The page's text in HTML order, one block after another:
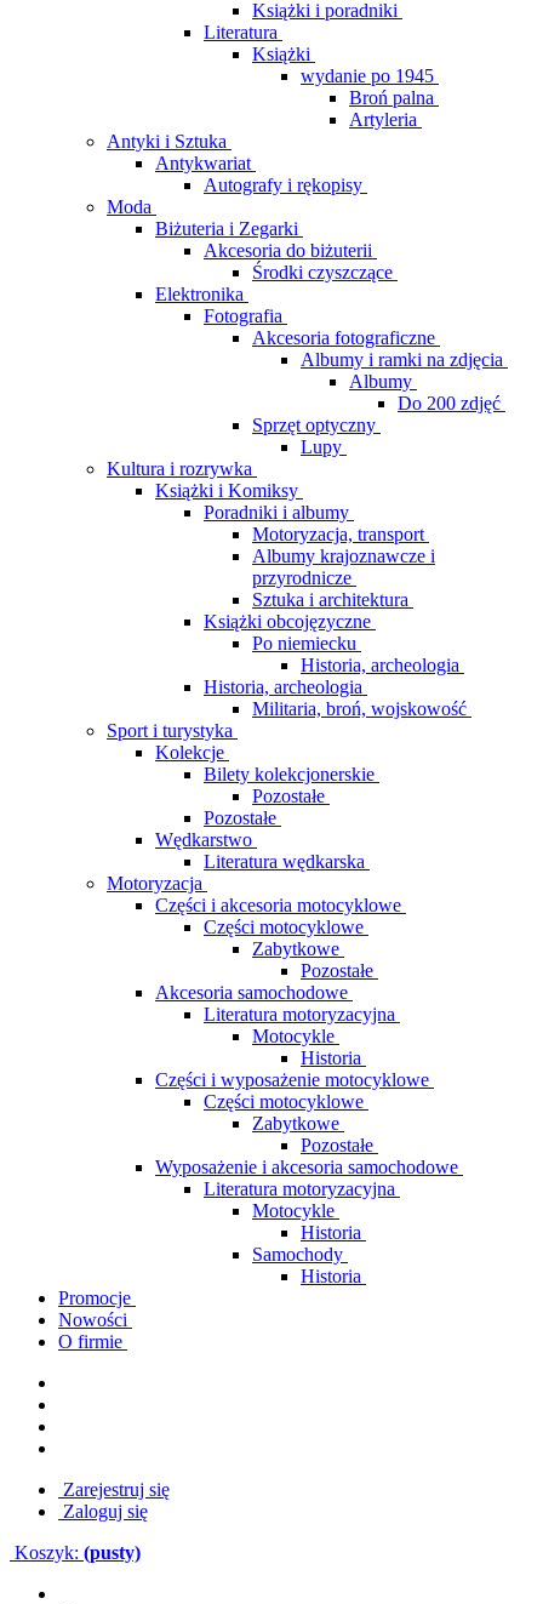
Książki i poradniki
Literatura
Książki
wydanie po 1945
Broń palna
Artyleria
Antyki i Sztuka
Antykwariat
Autografy i rękopisy
Moda
Biżuteria i Zegarki
Akcesoria do biżuterii
Środki czyszczące
Elektronika
Fotografia
Akcesoria fotograficzne
Albumy i ramki na zdjęcia
Albumy
Do 200 zdjęć
Sprzęt optyczny
Lupy
Kultura i rozrywka
Książki i Komiksy
Poradniki i albumy
Motoryzacja, transport
Albumy krajoznawcze i
przyrodnicze
Sztuka i architektura
Książki obcojęzyczne
Po niemiecku
Historia, archeologia
Historia, archeologia
Militaria, broń, wojskowość
Sport i turystyka
Kolekcje
Bilety kolekcjonerskie
Pozostałe
Pozostałe
Wędkarstwo
Literatura wędkarska
Motoryzacja
Części i akcesoria motocyklowe
Części motocyklowe
Zabytkowe
Pozostałe
Akcesoria samochodowe
Literatura motoryzacyjna
Motocykle
Historia
Części i wyposażenie motocyklowe
Części motocyklowe
Zabytkowe
Pozostałe
Wyposażenie i akcesoria samochodowe
Literatura motoryzacyjna
Motocykle
Historia
Samochody
Historia
Promocje
Nowości
O firmie
Zarejestruj się
Zaloguj się
Koszyk: (pusty)